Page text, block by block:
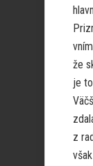
že
je
z